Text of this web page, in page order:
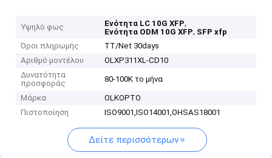
Υψηλό φως Ενότητα LC 10G XFP,
Ενότητα ODM 10G XFP, SFP xfp
Όροι πληρωμής
TT/Net 30days
Αριθμό μοντέλου
OLXP311XL-CD10
Δυνατότητα
προσφοράς
80-100K το μήνα
Μάρκα
OLKOPTO
Πιστοποίηση
ISO9001,ISO14001,OHSAS18001
Δείτε περισσότερων